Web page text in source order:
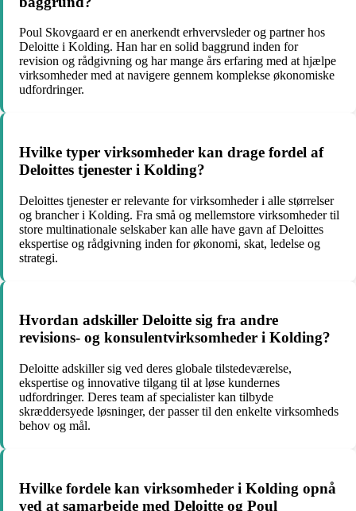
Poul Skovgaard er en anerkendt erhvervsleder og partner hos
Deloitte i Kolding. Han har en solid baggrund inden for
revision og rådgivning og har mange års erfaring med at hjælpe
virksomheder med at navigere gennem komplekse økonomiske
udfordringer.
Hvilke typer virksomheder kan drage fordel af
Deloittes tjenester i Kolding?
Deloittes tjenester er relevante for virksomheder i alle størrelser
og brancher i Kolding. Fra små og mellemstore virksomheder til
store multinationale selskaber kan alle have gavn af Deloittes
ekspertise og rådgivning inden for økonomi, skat, ledelse og
strategi.
Hvordan adskiller Deloitte sig fra andre
revisions- og konsulentvirksomheder i Kolding?
Deloitte adskiller sig ved deres globale tilstedeværelse,
ekspertise og innovative tilgang til at løse kundernes
udfordringer. Deres team af specialister kan tilbyde
skræddersyede løsninger, der passer til den enkelte virksomheds
behov og mål.
Hvilke fordele kan virksomheder i Kolding opnå
ved at samarbejde med Deloitte og Poul